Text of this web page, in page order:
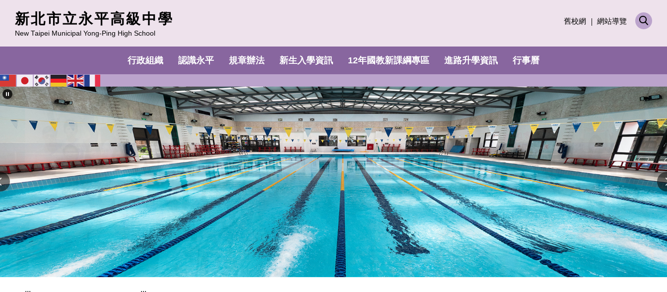
區
新北市立永平高級中學
New Taipei Municipal Yong-Ping High School
舊校網 網站導覽
行政組織 認識永平 規章辦法 新生入學資訊 12年國教新課綱專區 進路升學資訊 行事曆